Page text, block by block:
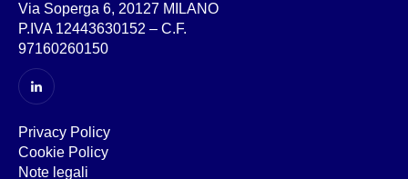
Via Soperga 6, 20127 MILANO
P.IVA 12443630152 – C.F.
97160260150
Privacy Policy
Cookie Policy
Note legali